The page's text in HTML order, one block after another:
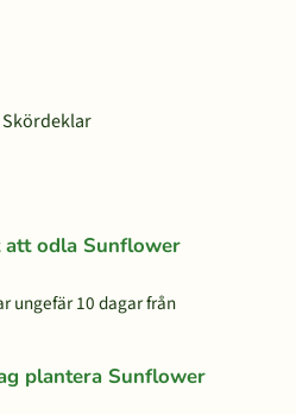
Skördeklar
odla Sunflower
ungefär 10 dagar från
plantera Sunflower